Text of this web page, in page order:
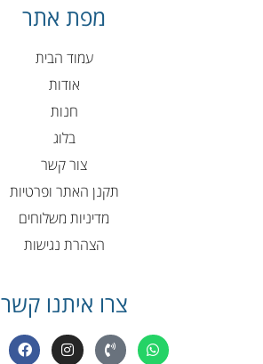
מפת אתר
עמוד הבית
אודות
חנות
בלוג
צור קשר
תקנן האתר ופרטיות
מדיניות משלוחים
הצהרת נגישות
צרו איתנו קשר
W
h
P
h
I
n
F
a